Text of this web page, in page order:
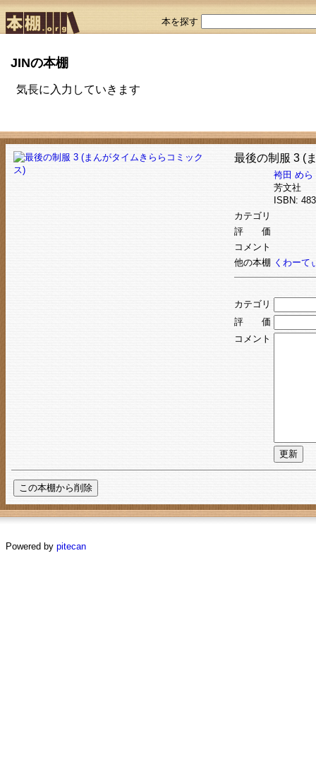
本を探す
JINの本棚
気長に入力していきます
最後の制服 3 (
袴田 めら
芳文社
ISBN:
カテゴリ
評 価
コメント
他の本棚 くわーて
カテゴリ
評 価
コメント
Powered by pitecan